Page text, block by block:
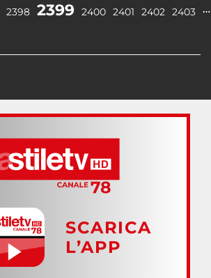
2398 2399 2400 2401 2402 2403 …
SCARICA
L’APP